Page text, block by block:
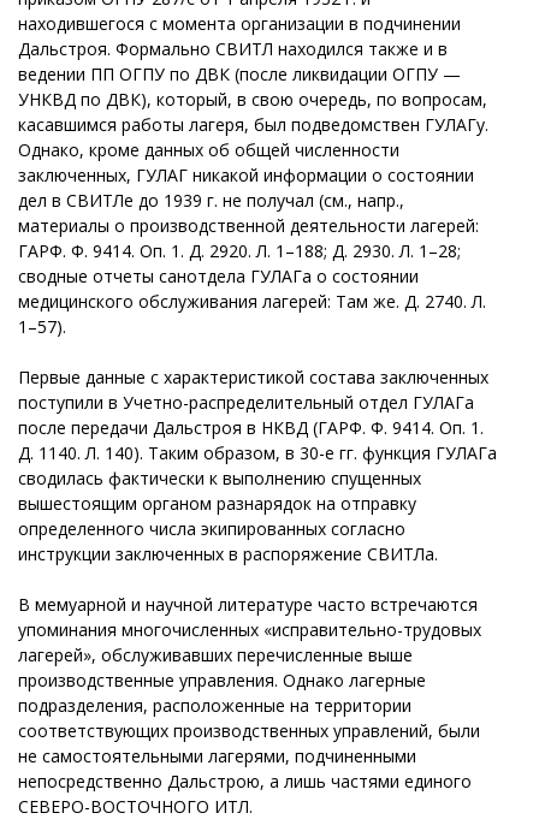
находившегося с момента организации в подчинении
Дальстроя. Формально СВИТЛ находился также и в
ведении ПП ОГПУ по ДВК (после ликвидации ОГПУ —
УНКВД по ДВК), который, в свою очередь, по вопросам,
касавшимся работы лагеря, был подведомствен ГУЛАГу.
Однако, кроме данных об общей численности
заключенных, ГУЛАГ никакой информации о состоянии
дел в СВИТЛе до 1939 г. не получал (см., напр.,
материалы о производственной деятельности лагерей:
ГАРФ. Ф. 9414. Оп. 1. Д. 2920. Л. 1–188; Д. 2930. Л. 1–28;
сводные отчеты санотдела ГУЛАГа о состоянии
медицинского обслуживания лагерей: Там же. Д. 2740. Л.
1–57).
Первые данные с характеристикой состава заключенных
поступили в Учетно-распределительный отдел ГУЛАГа
после передачи Дальстроя в НКВД (ГАРФ. Ф. 9414. Оп. 1.
Д. 1140. Л. 140). Таким образом, в 30-е гг. функция ГУЛАГа
сводилась фактически к выполнению спущенных
вышестоящим органом разнарядок на отправку
определенного числа экипированных согласно
инструкции заключенных в распоряжение СВИТЛа.
В мемуарной и научной литературе часто встречаются
упоминания многочисленных «исправительно-трудовых
лагерей», обслуживавших перечисленные выше
производственные управления. Однако лагерные
подразделения, расположенные на территории
соответствующих производственных управлений, были
не самостоятельными лагерями, подчиненными
непосредственно Дальстрою, а лишь частями единого
СЕВЕРО-ВОСТОЧНОГО ИТЛ.